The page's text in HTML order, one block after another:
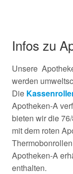
Infos zu
Unsere
werden
Die
Apotheken-A
bieten wir die
mit dem roten
Apotheken-A
enthalten.